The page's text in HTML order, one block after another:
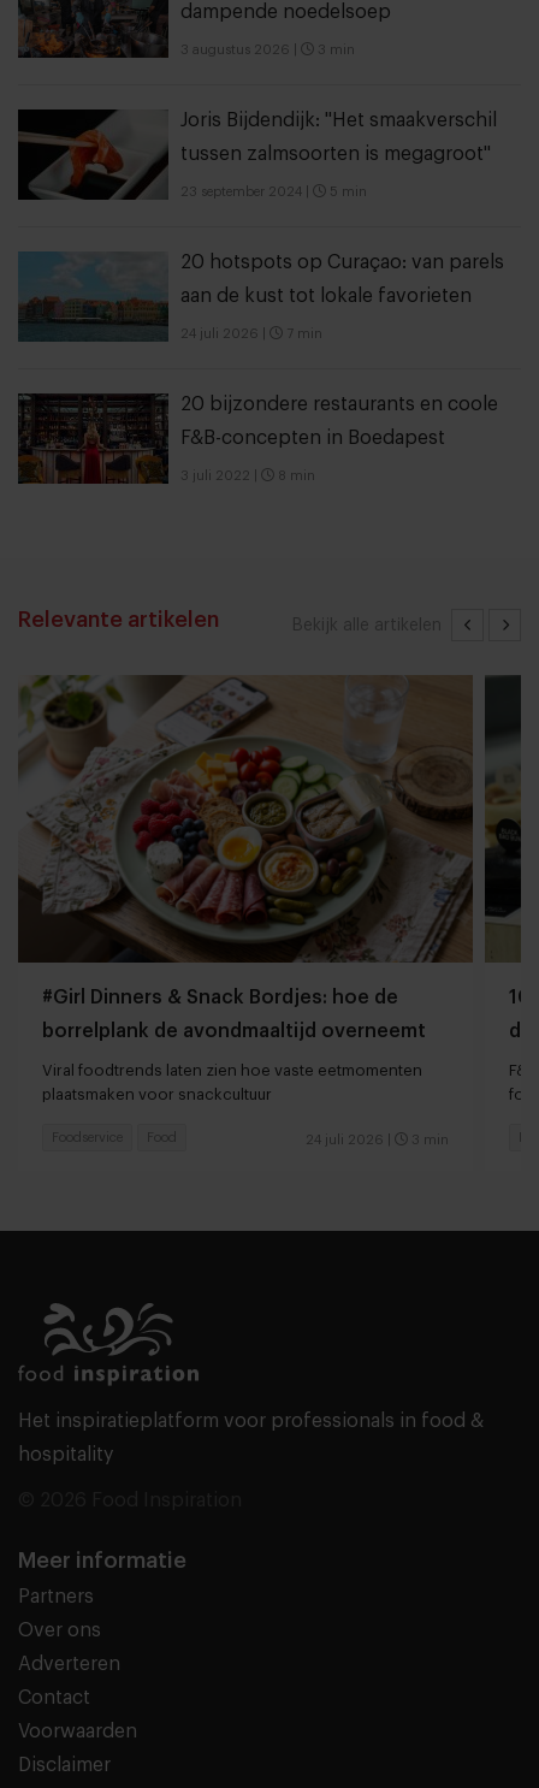
dampende noedelsoep
3 augustus 2026 3 min
Joris Bijdendijk: "Het smaakverschil
tussen zalmsoorten is megagroot"
23 september 2024 5 min
20 hotspots op Curaçao: van parels
aan de kust tot lokale favorieten
24 juli 2026 7 min
20 bijzondere restaurants en coole
F&B-concepten in Boedapest
3 juli 2022 8 min
Bekijk alle artikelen
Relevante artikelen
#Girl Dinners & Snack Bordjes: hoe de
borrelplank de avondmaaltijd overneemt
Viral foodtrends laten zien hoe vaste eetmomenten
plaatsmaken voor snackcultuur
24 juli 2026 3 min
Foodservice Food
10
Het inspiratieplatform voor professionals in food &
hospitality
Meer informatie
Partners
Over ons
Adverteren
Contact
Voorwaarden
Disclaimer